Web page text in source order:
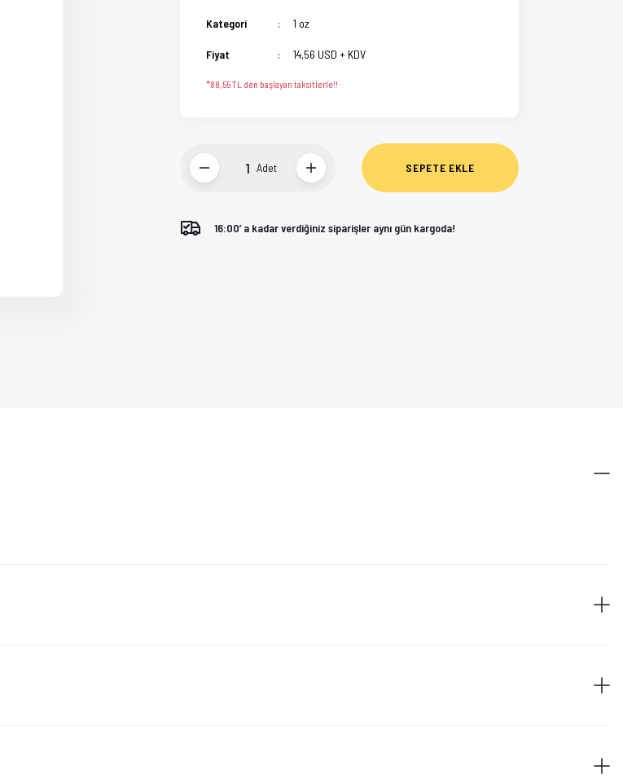
Kategori 1 oz
Fiyat 14,56 USD + KDV
*88,55 TL den başlayan taksitlerle!!
Adet SEPETE EKLE
16:00’ a kadar verdiğiniz siparişler aynı gün kargoda!